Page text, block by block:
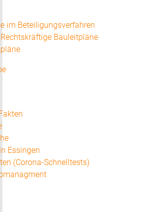
im Beteiligungsverfahren
Bauleitpläne
Essingen
(Corona-Schnelltests)